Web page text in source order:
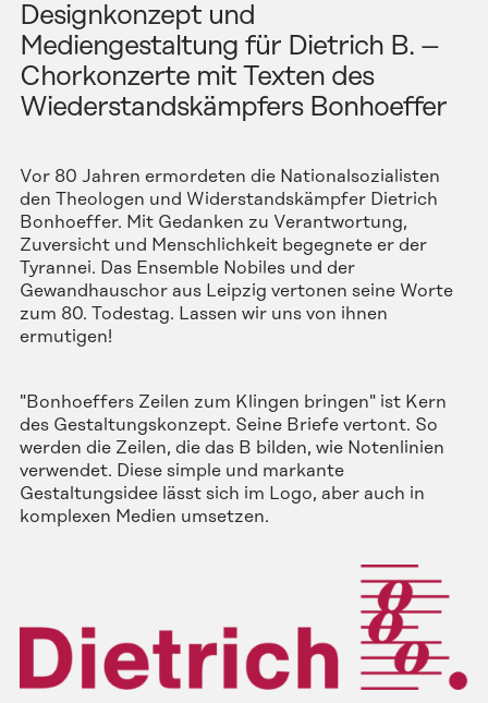
Designkonzept und
Mediengestaltung für Dietrich B.–
Chorkonzerte mit Texten des
Wiederstandskämpfers Bonhoeffer
Vor 80 Jahren ermordeten die Nationalsozialisten
den Theologen und Widerstandskämpfer Dietrich
Bonhoeffer. Mit Gedanken zu Verantwortung,
Zuversicht und Menschlichkeit begegnete er der
Tyrannei. Das Ensemble Nobiles und der
Gewandhauschor aus Leipzig vertonen seine Worte
zum 80. Todestag. Lassen wir uns von ihnen
ermutigen!
"Bonhoeffers Zeilen zum Klingen bringen" ist Kern
des Gestaltungskonzept. Seine Briefe vertont. So
werden die Zeilen, die das B bilden, wie Notenlinien
verwendet. Diese simple und markante
Gestaltungsidee lässt sich im Logo, aber auch in
komplexen Medien umsetzen.